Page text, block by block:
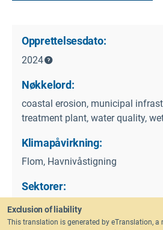
Opprettelsesdato:
2024
Nøkkelord:
coastal erosion, municipal
treatment plant, water quality,
Klimapåvirkning:
Flom, Havnivåstigning
Sektorer:
Kystområder,
Arealplanlegging, Turisme,
Exclusion of liability
This translation is generated by eTranslation,